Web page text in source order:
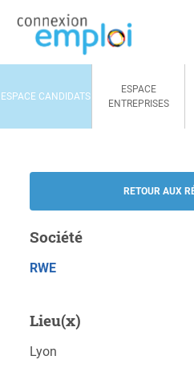
ESPACE CANDIDATS
ESPACE
ENTREPRISES
RETOUR AUX
Société
RWE
Lieu(x)
Lyon